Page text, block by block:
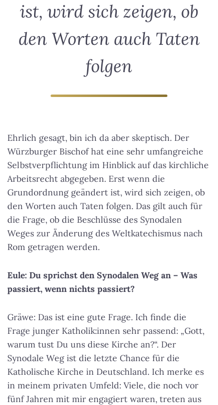
ist, wird sich zeigen, ob
den Worten auch Taten
folgen
Ehrlich gesagt, bin ich da aber skeptisch. Der
Würzburger Bischof hat eine sehr umfangreiche
Selbstverpflichtung im Hinblick auf das kirchliche
Arbeitsrecht abgegeben. Erst wenn die
Grundordnung geändert ist, wird sich zeigen, ob
den Worten auch Taten folgen. Das gilt auch für
die Frage, ob die Beschlüsse des Synodalen
Weges zur Änderung des Weltkatechismus nach
Rom getragen werden.
Eule: Du sprichst den Synodalen Weg an – Was
passiert, wenn nichts passiert?
Gräwe: Das ist eine gute Frage. Ich finde die
Frage junger Katholik:innen sehr passend: „Gott,
warum tust Du uns diese Kirche an?“. Der
Synodale Weg ist die letzte Chance für die
Katholische Kirche in Deutschland. Ich merke es
in meinem privaten Umfeld: Viele, die noch vor
fünf Jahren mit mir engagiert waren, treten aus